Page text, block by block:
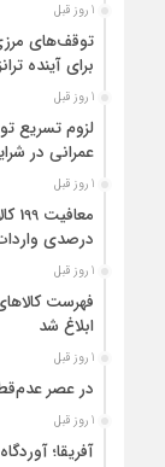
1 روز قبل
توقف‌های
برای آینده
1 روز قبل
لزوم تسریع
عمرانی در
1 روز قبل
درصدی
1 روز قبل
فهرست
ابلاغ شد
1 روز قبل
در عصر
1 روز قبل
آفریقا؛